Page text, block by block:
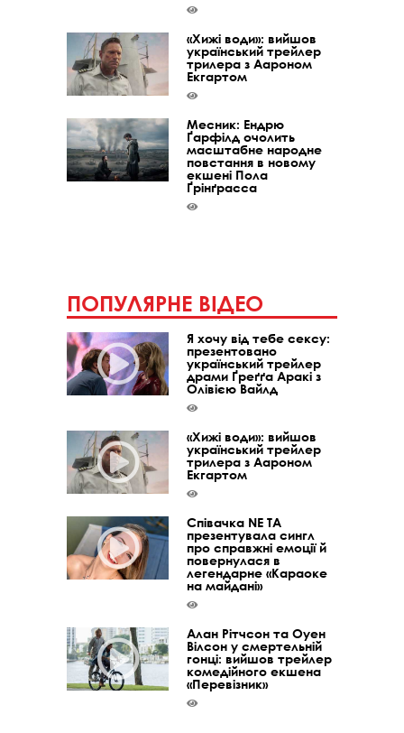
«Хижі води»: вийшов
український трейлер
трилера з Аароном
Екгартом
Месник: Ендрю
Ґарфілд очолить
масштабне народне
повстання в новому
екшені Пола
Ґрінґрасса
ПОПУЛЯРНЕ ВІДЕО
Я хочу від тебе сексу:
презентовано
український трейлер
драми Ґреґґа Аракі з
Олівією Вайлд
«Хижі води»: вийшов
український трейлер
трилера з Аароном
Екгартом
Співачка NE TA
презентувала сингл
про справжні емоції й
повернулася в
легендарне «Караоке
на майдані»
Алан Рітчсон та Оуен
Вілсон у смертельній
гонці: вийшов трейлер
комедійного екшена
«Перевізник»